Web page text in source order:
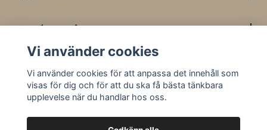
Kundservice
Sociala medier
Vi använder cookies
Vi använder cookies för att anpassa det innehåll som
visas för dig och för att du ska få bästa tänkbara
upplevelse när du handlar hos oss.